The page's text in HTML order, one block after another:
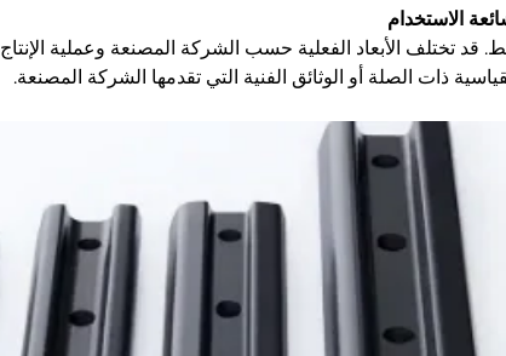
الاستخدام
قد تختلف الأبعاد الفعلية حسب الشركة المصنعة وعملية
ذات الصلة أو الوثائق الفنية التي تقدمها الشركة المصنعة.